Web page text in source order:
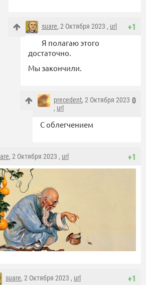
+1
suare, 2 Октября 2023 , url
Я полагаю этого
достаточно.
Мы закончили.
0
precedent, 2 Октября 2023
, url
С облегчением
+1
, 2 Октября 2023 , url
+1
suare, 2 Октября 2023 , url